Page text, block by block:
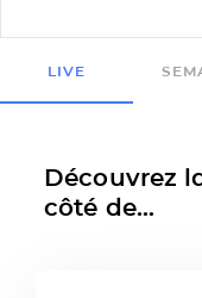
LIVE
Découvrez
côté de...